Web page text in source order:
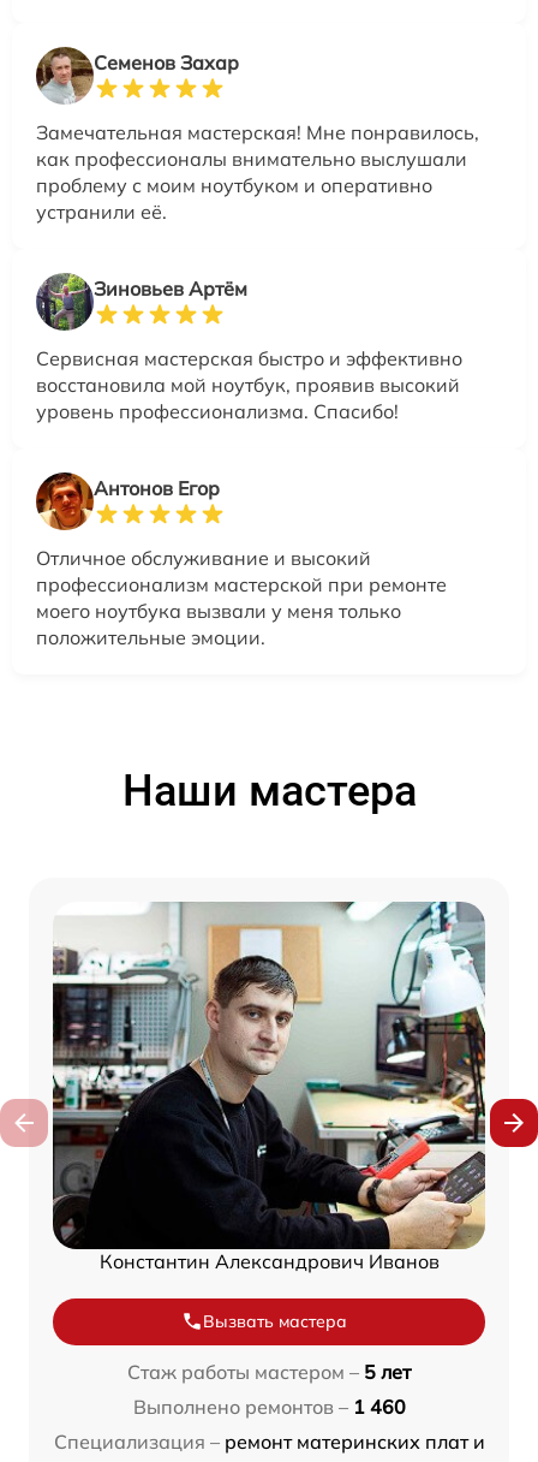
Семенов Захар
Замечательная мастерская! Мне понравилось,
как профессионалы внимательно выслушали
проблему с моим ноутбуком и оперативно
устранили её.
Зиновьев Артём
Сервисная мастерская быстро и эффективно
восстановила мой ноутбук, проявив высокий
уровень профессионализма. Спасибо!
Антонов Егор
Отличное обслуживание и высокий
профессионализм мастерской при ремонте
моего ноутбука вызвали у меня только
положительные эмоции.
Наши мастера
Константин Александрович Иванов
Вызвать мастера
Стаж работы мастером – 5 лет
Выполнено ремонтов – 1 460
Специализация – ремонт материнских плат и